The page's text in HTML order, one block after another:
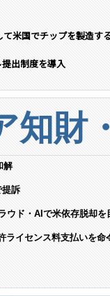
米国でチップを製造す
出制度を導入
知財
解
提訴
ウド・AIで米依存脱却を
ライセンス料支払いを命